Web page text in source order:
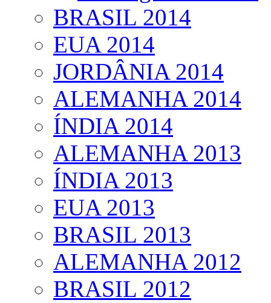
BRASIL 2014
EUA 2014
JORDÂNIA 2014
ALEMANHA 2014
ÍNDIA 2014
ALEMANHA 2013
ÍNDIA 2013
EUA 2013
BRASIL 2013
ALEMANHA 2012
BRASIL 2012